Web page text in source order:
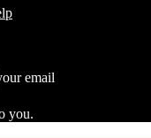
email
you.